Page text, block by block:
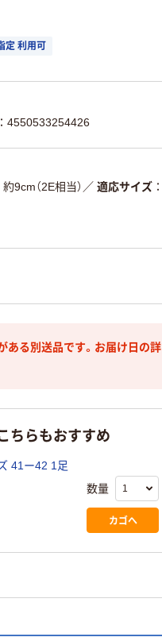
定 利用可
4550533254426
約9cm（2E相当） ／ 適応サイズ
ある別送品です。お届け日の詳
ちらもおすすめ
41ー42 1足
数量
カゴへ